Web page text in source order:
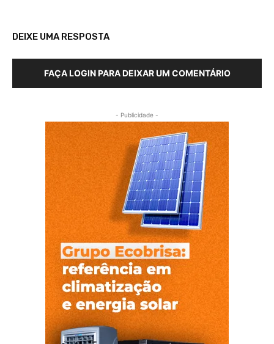
DEIXE UMA RESPOSTA
FAÇA LOGIN PARA DEIXAR UM COMENTÁRIO
- Publicidade -